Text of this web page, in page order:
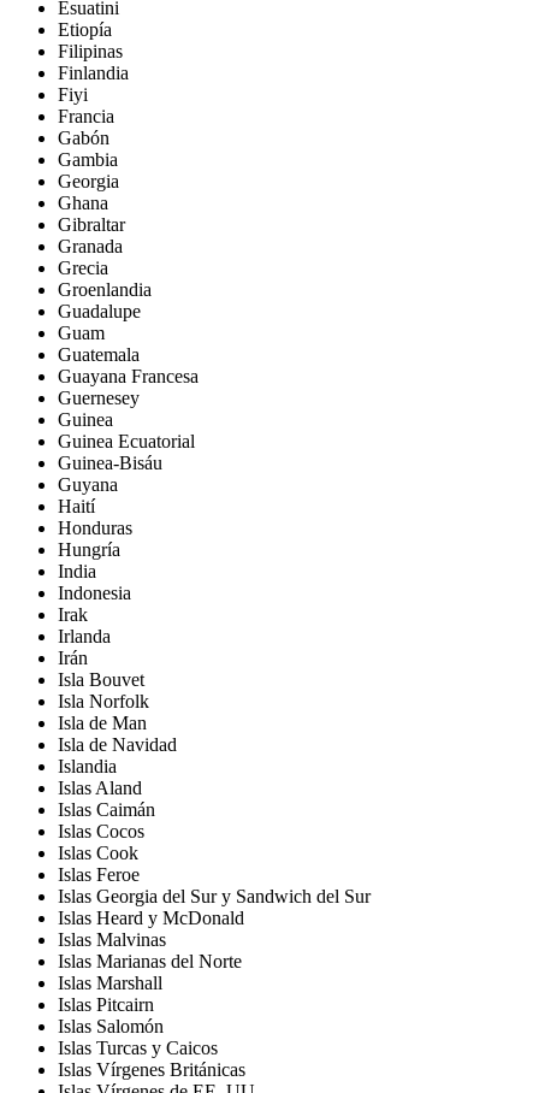
Esuatini
Etiopía
Filipinas
Finlandia
Fiyi
Francia
Gabón
Gambia
Georgia
Ghana
Gibraltar
Granada
Grecia
Groenlandia
Guadalupe
Guam
Guatemala
Guayana Francesa
Guernesey
Guinea
Guinea Ecuatorial
Guinea-Bisáu
Guyana
Haití
Honduras
Hungría
India
Indonesia
Irak
Irlanda
Irán
Isla Bouvet
Isla Norfolk
Isla de Man
Isla de Navidad
Islandia
Islas Aland
Islas Caimán
Islas Cocos
Islas Cook
Islas Feroe
Islas Georgia del Sur y Sandwich del Sur
Islas Heard y McDonald
Islas Malvinas
Islas Marianas del Norte
Islas Marshall
Islas Pitcairn
Islas Salomón
Islas Turcas y Caicos
Islas Vírgenes Británicas